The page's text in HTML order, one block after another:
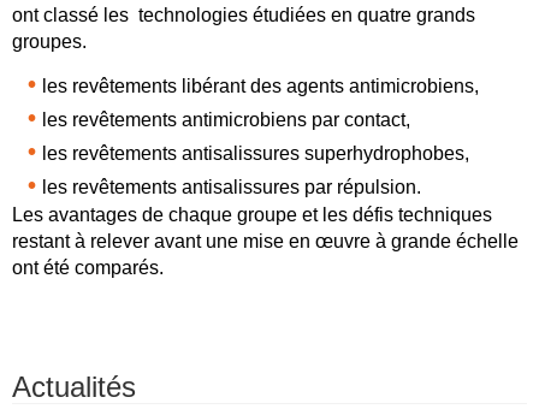
ont classé les technologies étudiées en quatre grands
groupes.
les revêtements libérant des agents antimicrobiens,
les revêtements antimicrobiens par contact,
les revêtements antisalissures superhydrophobes,
les revêtements antisalissures par répulsion.
Les avantages de chaque groupe et les défis techniques
restant à relever avant une mise en œuvre à grande échelle
ont été comparés.
Actualités